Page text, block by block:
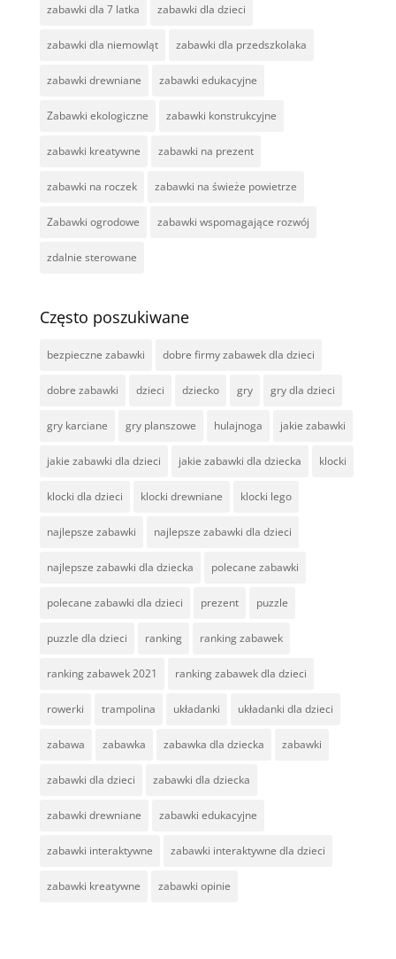
zabawki dla 7 latka zabawki dla dzieci
zabawki dla niemowląt zabawki dla przedszkolaka
zabawki drewniane zabawki edukacyjne
Zabawki ekologiczne zabawki konstrukcyjne
zabawki kreatywne zabawki na prezent
zabawki na roczek zabawki na świeże powietrze
Zabawki ogrodowe zabawki wspomagające rozwój
zdalnie sterowane
Często poszukiwane
bezpieczne zabawki dobre firmy zabawek dla dzieci
dobre zabawki dzieci dziecko gry gry dla dzieci
gry karciane gry planszowe hulajnoga jakie zabawki
jakie zabawki dla dzieci jakie zabawki dla dziecka klocki
klocki dla dzieci klocki drewniane klocki lego
najlepsze zabawki najlepsze zabawki dla dzieci
najlepsze zabawki dla dziecka polecane zabawki
polecane zabawki dla dzieci prezent puzzle
puzzle dla dzieci ranking ranking zabawek
ranking zabawek 2021 ranking zabawek dla dzieci
rowerki trampolina układanki układanki dla dzieci
zabawa zabawka zabawka dla dziecka zabawki
zabawki dla dzieci zabawki dla dziecka
zabawki drewniane zabawki edukacyjne
zabawki interaktywne zabawki interaktywne dla dzieci
zabawki kreatywne zabawki opinie